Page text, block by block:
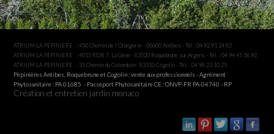
ATRIUM LA PEPINIERE : 450 Chemin de l'Orangerie - 06600 Antibes - Tél : 04 92 91 24 85
ATRIUM LA PEPINIERE : 4015 RDN 7, La Gêne - 83520 Roquebrune sur Argens - Tél. : 04 94 45 58 92
ATRIUM LA PEPINIERE : 35 Chemin du Colombier- 83310 Cogolin - Tél. : 04 98 21 10 25
Pépinières Antibes, Roquebrune et Cogolin : vente aux professionnels - Agrément
Phytosanitaire : PA 01685 - Passeport Phytosanitaire CE : ONVP-FR PA-04740 - RP
Création et entretien jardin monaco